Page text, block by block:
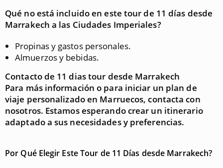
Qué no está incluido en este tour de 11 días desde
Marrakech a las Ciudades Imperiales?
Propinas y gastos personales.
Almuerzos y bebidas.
Contacto de 11 dias tour desde Marrakech
Para más información o para iniciar un plan de
viaje personalizado en Marruecos, contacta con
nosotros. Estamos esperando crear un itinerario
adaptado a sus necesidades y preferencias.
Por Qué Elegir Este Tour de 11 Días desde Marrakech?